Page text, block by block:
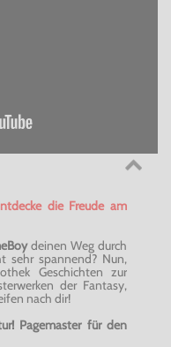
die Freude am
deinen Weg durch
sehr spannend? Nun,
Geschichten zur
der Fantasy,
nach dir!
Pagemaster für den